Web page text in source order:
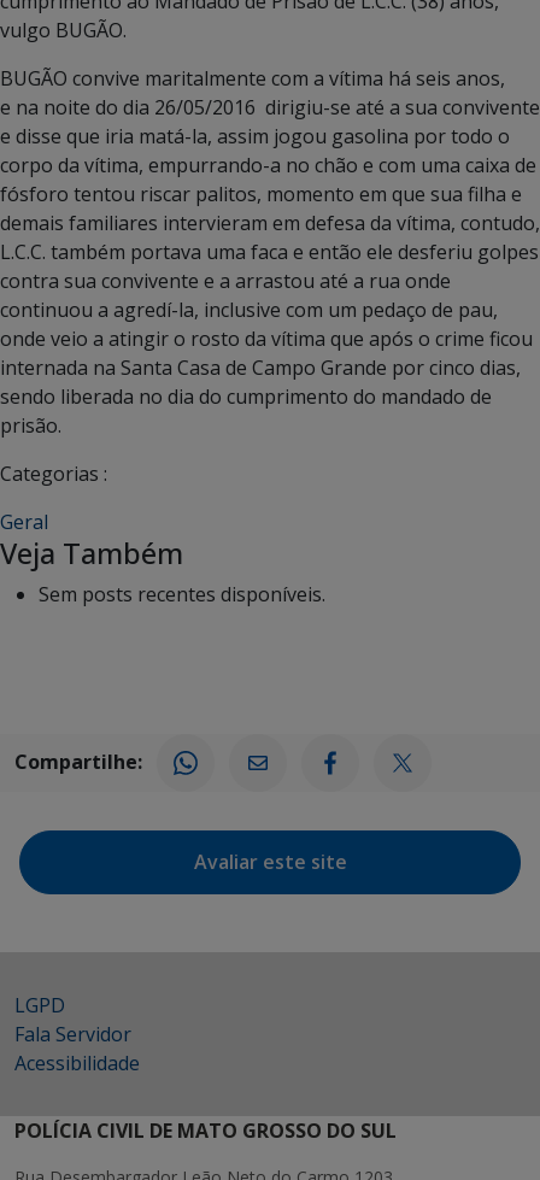
vulgo BUGÃO.
BUGÃO convive maritalmente com a vítima há seis anos,
e na noite do dia 26/05/2016 dirigiu-se até a sua convivente
e disse que iria matá-la, assim jogou gasolina por todo o
corpo da vítima, empurrando-a no chão e com uma caixa de
fósforo tentou riscar palitos, momento em que sua filha e
demais familiares intervieram em defesa da vítima, contudo,
L.C.C. também portava uma faca e então ele desferiu golpes
contra sua convivente e a arrastou até a rua onde
continuou a agredí-la, inclusive com um pedaço de pau,
onde veio a atingir o rosto da vítima que após o crime ficou
internada na Santa Casa de Campo Grande por cinco dias,
sendo liberada no dia do cumprimento do mandado de
prisão.
Categorias :
Geral
Veja Também
Sem posts recentes disponíveis.
Compartilhe:
Avaliar este site
LGPD
Fala Servidor
Acessibilidade
POLÍCIA CIVIL DE MATO GROSSO DO SUL